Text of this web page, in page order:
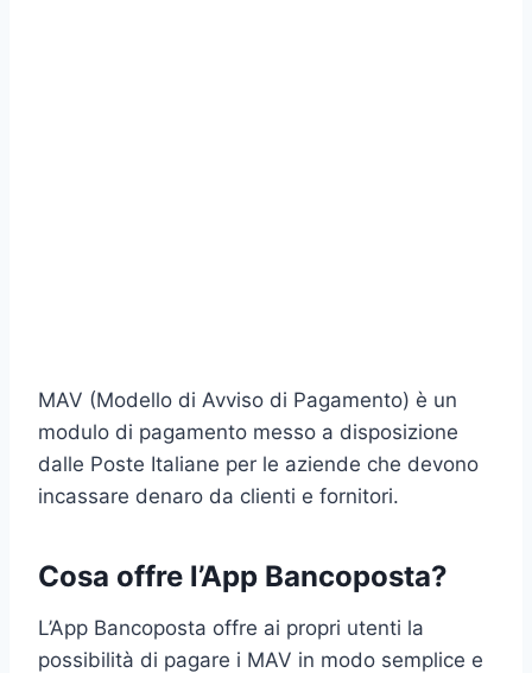
MAV (Modello di Avviso di Pagamento) è un
modulo di pagamento messo a disposizione
dalle Poste Italiane per le aziende che devono
incassare denaro da clienti e fornitori.
Cosa offre l’App Bancoposta?
L’App Bancoposta offre ai propri utenti la
possibilità di pagare i MAV in modo semplice e